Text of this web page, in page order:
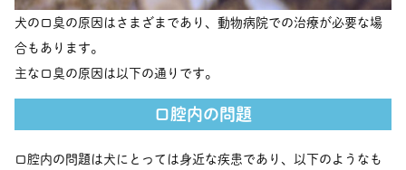
犬の口臭の原因はさまざまであり、動物病院での治療が必要な場
合もあります。
主な口臭の原因は以下の通りです。
口腔内の問題
口腔内の問題は犬にとっては身近な疾患であり、以下のようなも